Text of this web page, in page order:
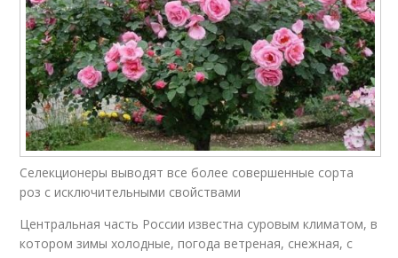
Селекционеры выводят все более совершенные сорта
роз с исключительными свойствами
Центральная часть России известна суровым климатом, в
котором зимы холодные, погода ветреная, снежная, с